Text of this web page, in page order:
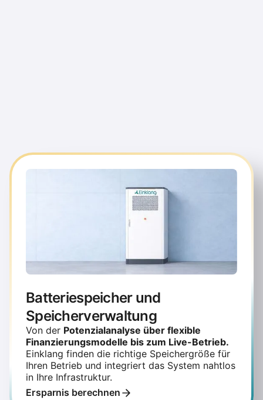
Batteriespeicher und
Speicherverwaltung
Von der Potenzialanalyse über flexible
Finanzierungsmodelle bis zum Live-Betrieb.
Einklang finden die richtige Speichergröße für
Ihren Betrieb und integriert das System nahtlos
in Ihre Infrastruktur.
Ersparnis berechnen